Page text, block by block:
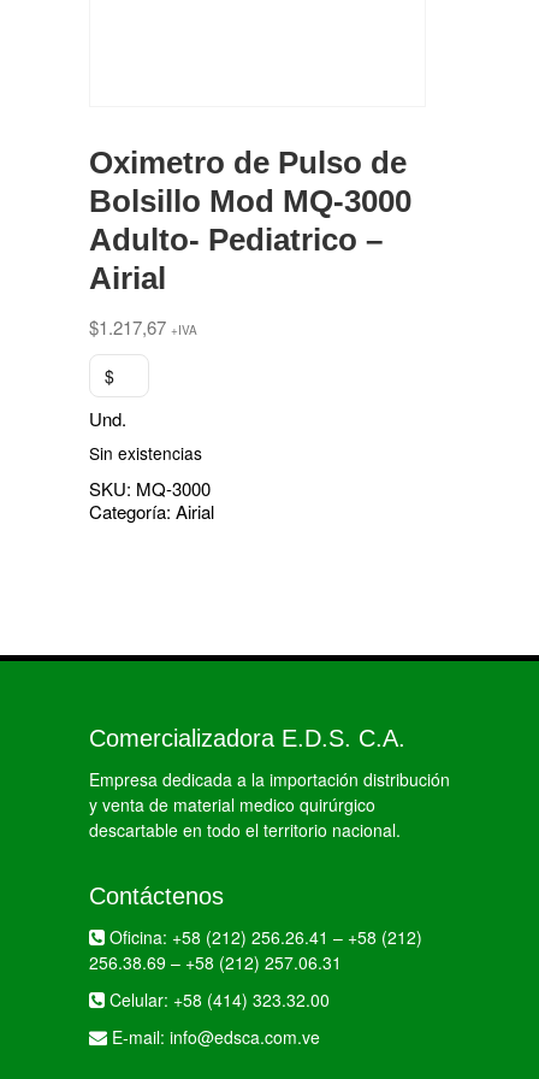
Oximetro de Pulso de
Bolsillo Mod MQ-3000
Adulto- Pediatrico –
Airial
$1.217,67 +IVA
$
Und.
Sin existencias
SKU: MQ-3000
Categoría: Airial
Comercializadora E.D.S. C.A.
Empresa dedicada a la importación distribución
y venta de material medico quirúrgico
descartable en todo el territorio nacional.
Contáctenos
Oficina: +58 (212) 256.26.41 – +58 (212)
256.38.69 – +58 (212) 257.06.31
Celular: +58 (414) 323.32.00
E-mail: info@edsca.com.ve